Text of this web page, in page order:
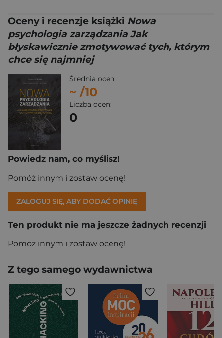
Oceny i recenzje książki Nowa
psychologia zarządzania Jak
błyskawicznie zmotywować tych, którym
chce się najmniej
Średnia ocen:
~ /10
Liczba ocen:
0
Powiedz nam, co myślisz!
Pomóż innym i zostaw ocenę!
ZALOGUJ SIĘ, ABY DODAĆ OPINIĘ
Ten produkt nie ma jeszcze żadnych recenzji
Pomóż innym i zostaw ocenę!
Z tego samego wydawnictwa